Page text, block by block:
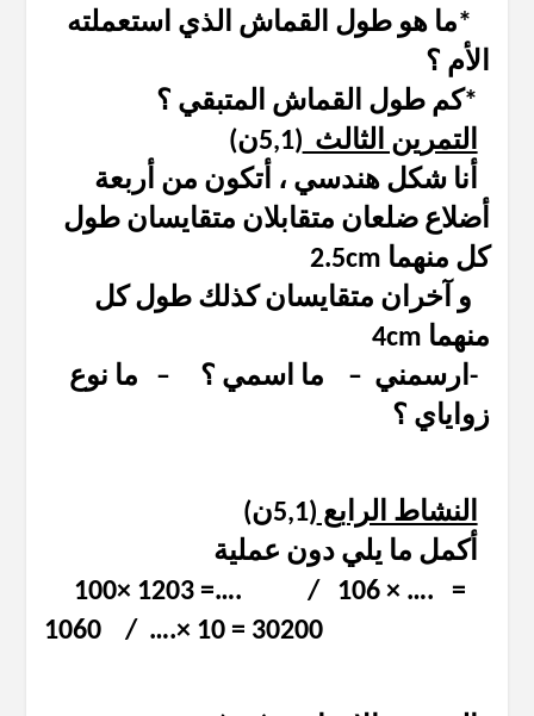
*ما هو طول القماش الذي استعملته
الأم ؟
*كم طول القماش المتبقي ؟
التمرين الثالث (5,1ن)
أنا شكل هندسي ، أتكون من أربعة
أضلاع ضلعان متقابلان متقايسان طول
كل منهما 2.5cm
و آخران متقايسان كذلك طول كل
منهما 4cm
-ارسمني – ما اسمي ؟ – ما نوع
زواياي ؟
النشاط الرابع (5,1ن)
أكمل ما يلي دون عملية
100× 1203 =…. / 106 × …. =
1060 / ….× 10 = 30200